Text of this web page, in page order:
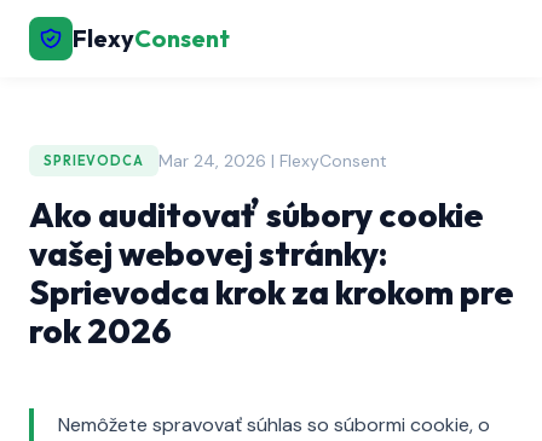
FlexyConsent
SPRIEVODCA Mar 24, 2026 | FlexyConsent
Ako auditovať súbory cookie
vašej webovej stránky:
Sprievodca krok za krokom pre
rok 2026
Nemôžete spravovať súhlas so súbormi cookie, o